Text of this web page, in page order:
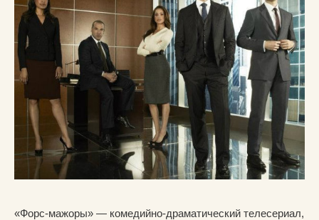
«Форс-мажоры» — комедийно-драматический телесериал,